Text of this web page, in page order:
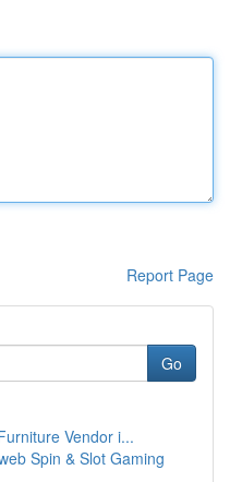
Report Page
Go
Vendor i...
Spin & Slot Gaming